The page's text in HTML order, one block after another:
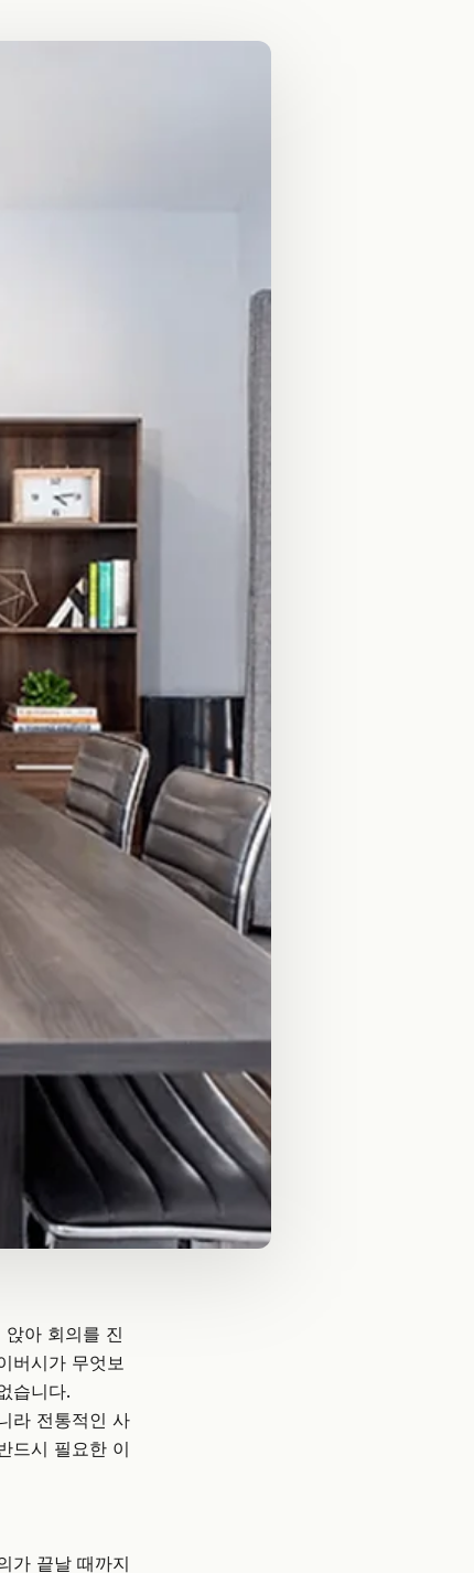
아 회의를 진
버시가 무엇보
습니다.
라 전통적인 사
드시 필요한 이
가 끝날 때까지